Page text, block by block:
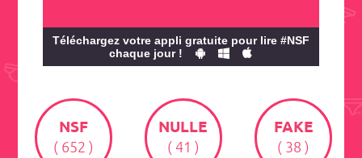
Téléchargez votre appli gratuite pour lire #NSF
chaque jour !
NSF
( 652 )
NULLE
( 41 )
FAKE
( 38 )